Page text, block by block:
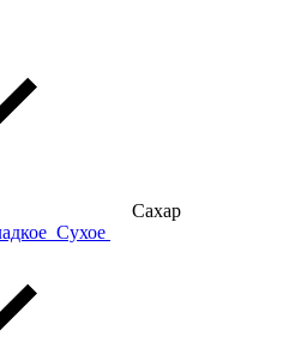
Сахар
Сухое